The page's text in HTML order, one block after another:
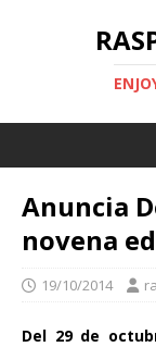
Anuncia
novena
19/10/2014
Del 29 de